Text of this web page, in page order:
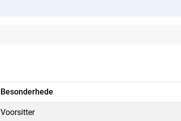
Besonderhede
Voorsitter